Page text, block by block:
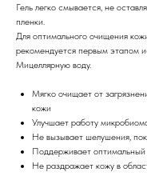
Гель легко смывается, не
пленки.
Для оптимального очищения
рекомендуется первым этапом
Мицеллярную воду.
Мягко очищает от
кожи
Улучшает работу
Не вызывает шелушения,
Поддерживает
Не раздражает кожу в